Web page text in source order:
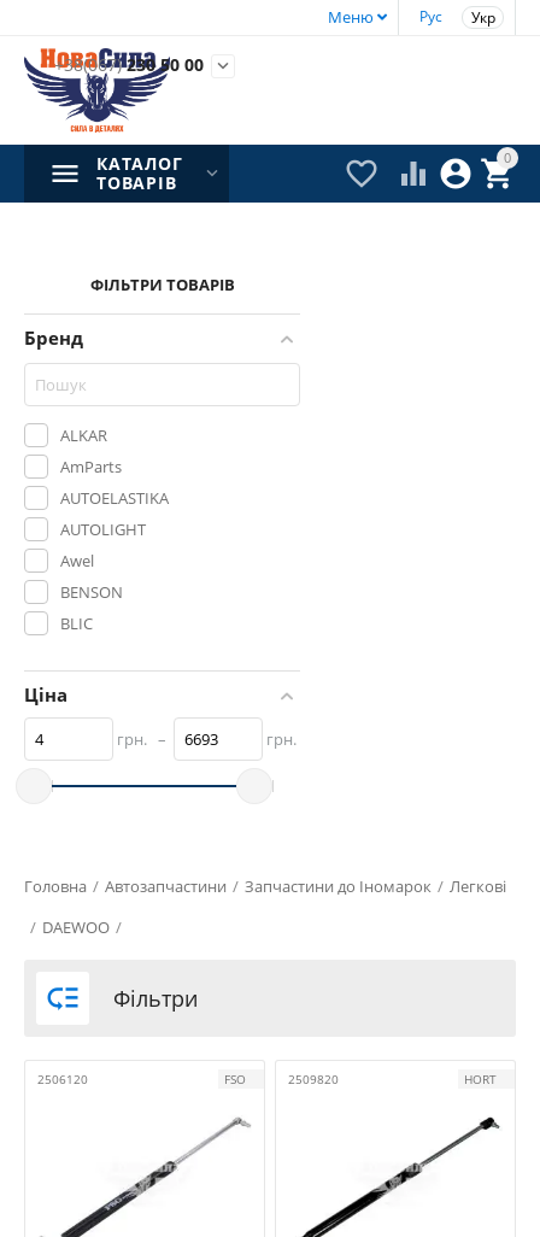
Рус Укр
Меню
+38(067)230 50 00 
0


 
КАТАЛОГ
ТОВАРІВ
ФІЛЬТРИ ТОВАРІВ
Бренд
ALKAR
AmParts
AUTOELASTIKA
AUTOLIGHT
Awel
BENSON
BLIC
EUROBUMP
FLAGMUS
HORT
KOREA
LKQ
RIDER
Ціна
грн. – грн.
Головна / Автозапчастини / Запчастини до Іномарок / Легкові
/ DAEWOO /
 Фільтри
2506120 FSO 2509820 HORT